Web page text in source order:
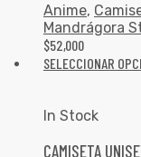
Anime,
Mandrágora
$52,000
SELECCIONAR
In Stock
CAMISETA